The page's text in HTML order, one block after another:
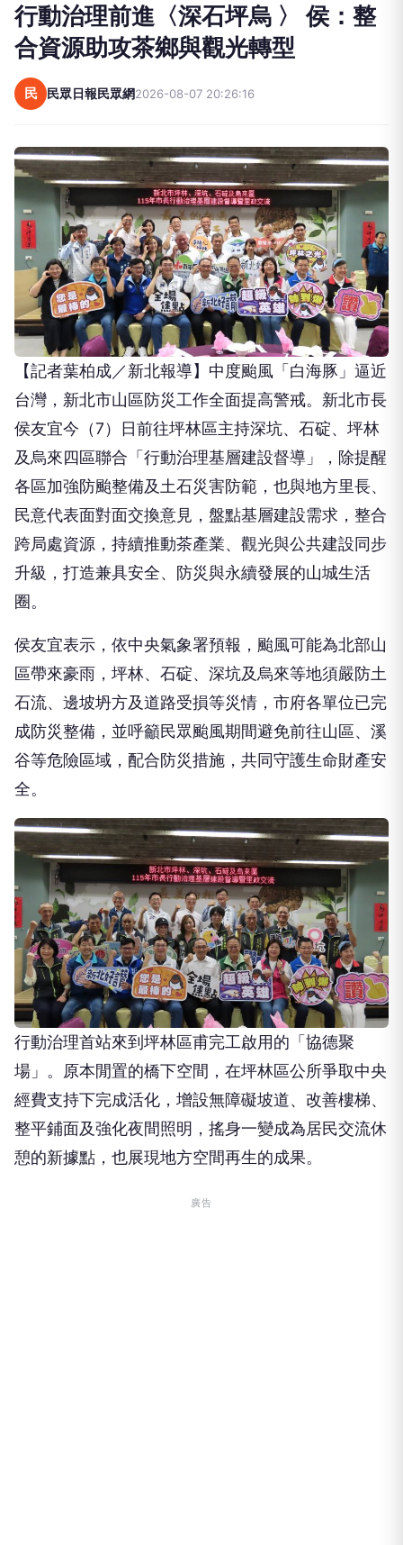
行動治理前進〈深石坪烏 〉 侯：整
合資源助攻茶鄉與觀光轉型
民 民眾日報民眾網2026-08-07 20:26:16
【記者葉柏成／新北報導】中度颱風「白海豚」逼近
台灣，新北市山區防災工作全面提高警戒。新北市長
侯友宜今（7）日前往坪林區主持深坑、石碇、坪林
及烏來四區聯合「行動治理基層建設督導」，除提醒
各區加強防颱整備及土石災害防範，也與地方里長、
民意代表面對面交換意見，盤點基層建設需求，整合
跨局處資源，持續推動茶產業、觀光與公共建設同步
升級，打造兼具安全、防災與永續發展的山城生活
圈。
侯友宜表示，依中央氣象署預報，颱風可能為北部山
區帶來豪雨，坪林、石碇、深坑及烏來等地須嚴防土
石流、邊坡坍方及道路受損等災情，市府各單位已完
成防災整備，並呼籲民眾颱風期間避免前往山區、溪
谷等危險區域，配合防災措施，共同守護生命財產安
全。
行動治理首站來到坪林區甫完工啟用的「協德聚
場」。原本閒置的橋下空間，在坪林區公所爭取中央
經費支持下完成活化，增設無障礙坡道、改善樓梯、
整平鋪面及強化夜間照明，搖身一變成為居民交流休
憩的新據點，也展現地方空間再生的成果。
廣告